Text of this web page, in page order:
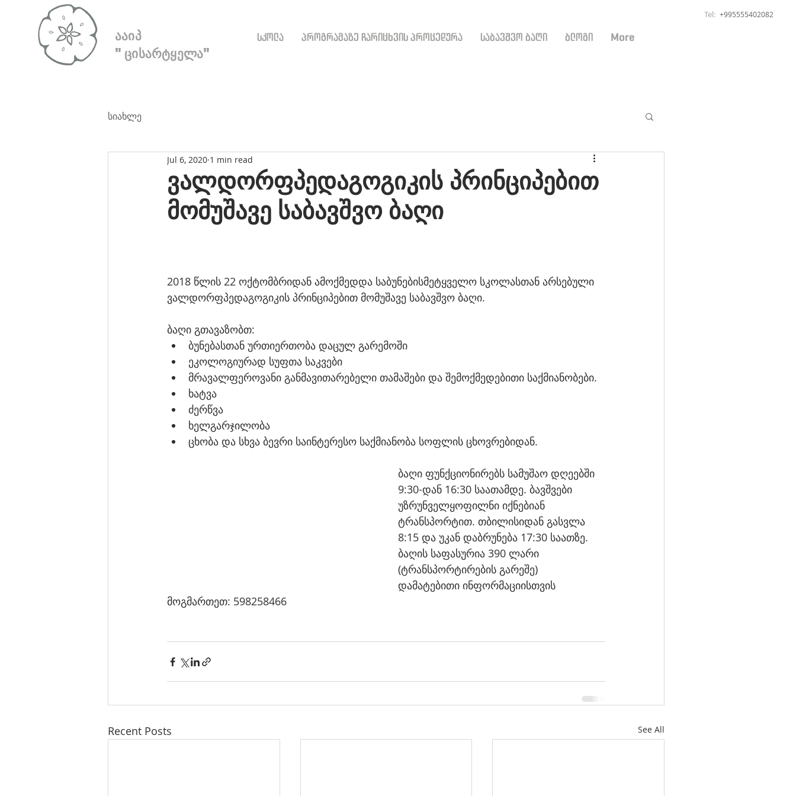
სკოლა პროგრამაზე ჩარიცხვის პროცედურა საბავშვო ბაღი ბლოგი More
ააიპ
"ცისარტყელა"
Tel: +995555402082
სიახლე
ვალდორფპედაგოგიკის პრინციპებით
მომუშავე საბავშვო ბაღი
Jul 6, 2020 1 min read
2018 წლის 22 ოქტომბრიდან ამოქმედდა საბუნებისმეტყველო სკოლასთან არსებული
ვალდორფპედაგოგიკის პრინციპებით მომუშავე საბავშვო ბაღი.
ბაღი გთავაზობთ:
ბუნებასთან ურთიერთობა დაცულ გარემოში
ეკოლოგიურად სუფთა საკვები
მრავალფეროვანი განმავითარებელი თამაშები და შემოქმედებითი საქმიანობები.
ხატვა
ძერწვა
ხელგარჯილობა
ცხობა და სხვა ბევრი საინტერესო საქმიანობა სოფლის ცხოვრებიდან.
ბაღი ფუნქციონირებს სამუშაო დღეებში
9:30-დან 16:30 საათამდე. ბავშვები
უზრუნველყოფილნი იქნებიან
ტრანსპორტით. თბილისიდან გასვლა
8:15 და უკან დაბრუნება 17:30 საათზე.
ბაღის საფასურია 390 ლარი
(ტრანსპორტირების გარეშე)
დამატებითი ინფორმაციისთვის
მოგმართეთ: 598258466
Recent Posts See All